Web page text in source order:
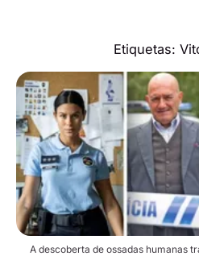
Etiquetas:
A descoberta de ossadas humanas